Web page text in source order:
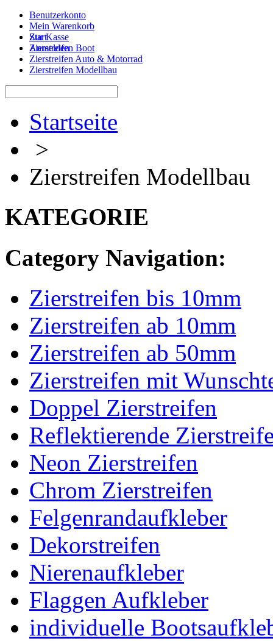
Benutzerkonto
Mein Warenkorb
Zur Kasse
Anmelden
Start
Zierstreifen Boot
Zierstreifen Auto & Motorrad
Zierstreifen Modellbau
Startseite
>
Zierstreifen Modellbau
KATEGORIE
Category Navigation:
Zierstreifen bis 10mm
Zierstreifen ab 10mm
Zierstreifen ab 50mm
Zierstreifen mit
Doppel Zierstreifen
Reflektierende
Neon Zierstreifen
Chrom Zierstreifen
Felgenrandaufkleber
Dekorstreifen
Nierenaufkleber
Flaggen Aufkleber
individuelle